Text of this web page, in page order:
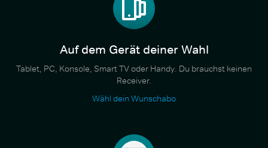
Auf dem Gerät deiner Wahl
Tablet, PC, Konsole, Smart TV oder Handy. Du brauchst keinen
Receiver.
Wähl dein Wunschabo